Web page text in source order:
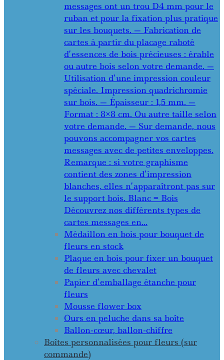
messages ont un trou D4 mm pour le
ruban et pour la fixation plus pratique
sur les bouquets. — Fabrication de
cartes à partir du placage raboté
d’essences de bois précieuses : érable
ou autre bois selon votre demande. —
Utilisation d’une impression couleur
spéciale. Impression quadrichromie
sur bois. — Épaisseur : 1,5 mm. —
Format : 8×8 cm. Ou autre taille selon
votre demande. — Sur demande, nous
pouvons accompagner vos cartes
messages avec de petites enveloppes.
Remarque : si votre graphisme
contient des zones d’impression
blanches, elles n’apparaîtront pas sur
le support bois. Blanc = Bois
Découvrez nos différents types de
cartes messages en…
Médaillon en bois pour bouquet de
fleurs en stock
Plaque en bois pour fixer un bouquet
de fleurs avec chevalet
Papier d’emballage étanche pour
fleurs
Mousse flower box
Ours en peluche dans sa boîte
Ballon-cœur, ballon-chiffre
Boîtes personnalisées pour fleurs (sur
commande)